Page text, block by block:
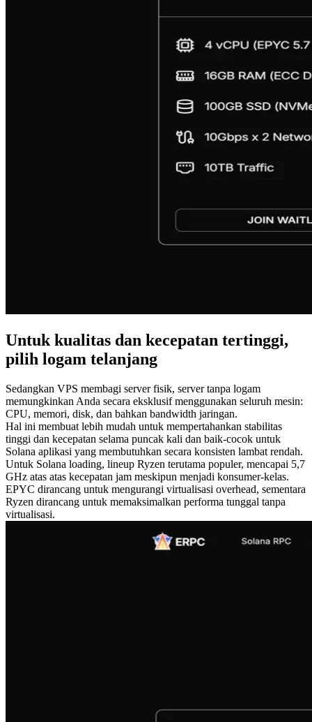
Untuk kualitas dan kecepatan tertinggi,
pilih logam telanjang
Sedangkan VPS membagi server fisik, server tanpa logam
memungkinkan Anda secara eksklusif menggunakan seluruh mesin:
CPU, memori, disk, dan bahkan bandwidth jaringan.
Hal ini membuat lebih mudah untuk mempertahankan stabilitas
tinggi dan kecepatan selama puncak kali dan baik-cocok untuk
Solana aplikasi yang membutuhkan secara konsisten lambat rendah.
Untuk Solana loading, lineup Ryzen terutama populer, mencapai 5,7
GHz atas atas kecepatan jam meskipun menjadi konsumer-kelas.
EPYC dirancang untuk mengurangi virtualisasi overhead, sementara
Ryzen dirancang untuk memaksimalkan performa tunggal tanpa
virtualisasi.